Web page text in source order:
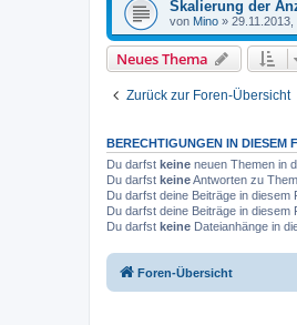
Skalierung der
von Mino » 29.11.2013,
Neues Thema
Zurück zur Foren-Übersicht
BERECHTIGUNGEN IN DIESEM
Du darfst keine neuen Themen in
Du darfst keineAntworten zu
Du darfst deine Beiträge in diesem
Du darfst deine Beiträge in diesem
Du darfst keine Dateianhänge in
Foren-Übersicht